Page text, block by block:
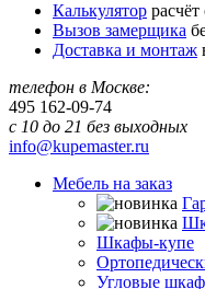
Калькулятор
Вызов замерщика
Доставка и монтаж
телефон в Москве:
495 162-09-74
с 10 до 21 без выходных
info@kupemaster.ru
Мебель на заказ
Шкафы-купе
Угловые